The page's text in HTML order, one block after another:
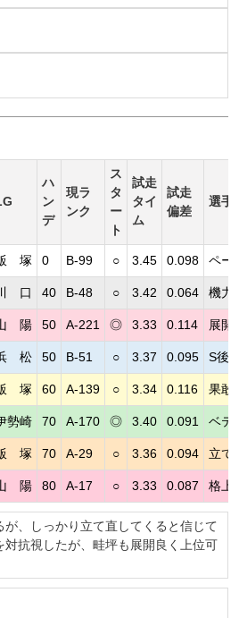
ハ
ン
デ
現ラ
ンク
ス
タ
ー
ト
試走
タイ
ム
試走
偏差
選手
塚 0 B-99 ○ 3.45 0.098 ペー
口 40 B-48 ○ 3.42 0.064 機力
陽 50 A-221 ◎ 3.33 0.114 展開
松 50 B-51 ○ 3.37 0.095 S後
塚 60 A-139 ○ 3.34 0.116 果敢
勢崎 70 A-170 ◎ 3.40 0.091 ベテ
塚 70 A-29 ○ 3.36 0.094 立て
陽 80 A-17 ○ 3.33 0.087 格上
、しっかり立て直してくると信じて
抗視したが、畦坪も展開良く上位可